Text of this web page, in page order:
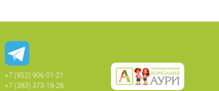
+7 (952) 906-01-21
+7 (383) 373-18-28